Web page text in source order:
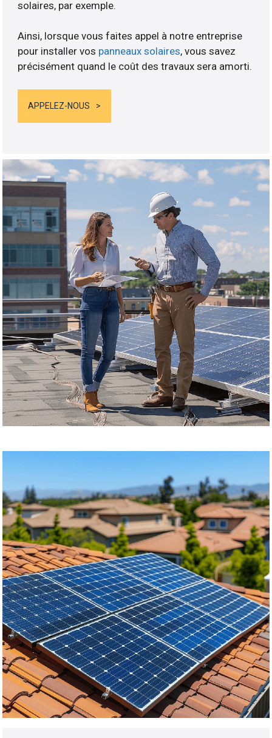
solaires, par exemple.
Ainsi, lorsque vous faites appel à notre entreprise
pour installer vos panneaux solaires, vous savez
précisément quand le coût des travaux sera amorti.
APPELEZ-NOUS